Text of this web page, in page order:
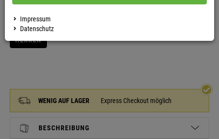
HERREN
46
WENIG AUF LAGER Express Checkout möglich
BESCHREIBUNG
Impressum
Datenschutz